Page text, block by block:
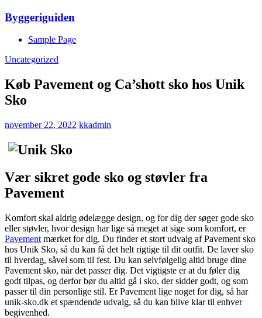
Skip
content
Byggeriguiden
Sample Page
Uncategorized
Køb Pavement og Ca’shott sko hos Unik
Sko
november 22, 2022 kkadmin
Vær sikret gode sko og støvler fra
Pavement
Komfort skal aldrig ødelægge design, og for dig der søger gode sko
eller støvler, hvor design har lige så meget at sige som komfort, er
Pavement mærket for dig. Du finder et stort udvalg af Pavement sko
hos Unik Sko, så du kan få det helt rigtige til dit outfit. De laver sko
til hverdag, såvel som til fest. Du kan selvfølgelig altid bruge dine
Pavement sko, når det passer dig. Det vigtigste er at du føler dig
godt tilpas, og derfor bør du altid gå i sko, der sidder godt, og som
passer til din personlige stil. Er Pavement lige noget for dig, så har
unik-sko.dk et spændende udvalg, så du kan blive klar til enhver
begivenhed.